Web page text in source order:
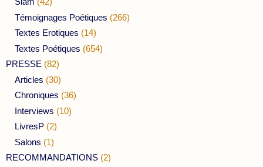
Témoignages Poétiques (266)
Textes Erotiques (14)
Textes Poétiques (654)
PRESSE (82)
Articles (30)
Chroniques (36)
Interviews (10)
LivresP (2)
Salons (1)
RECOMMANDATIONS (2)